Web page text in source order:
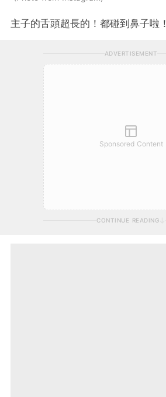
主子的舌頭超長的！都碰到鼻子啦！
ADVERTISEMENT
Sponsored Content
CONTINUE READING